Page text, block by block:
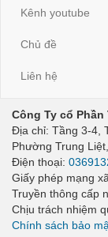
Kênh youtube
Chủ đề
Liên hệ
Công Ty cổ Phần
Địa chỉ: Tầng 3-4,
Phường Trung
Điện thoại:
Giấy phép mạng
Truyền thông cấp
Chịu trách nhiệm
Chính sách bảo